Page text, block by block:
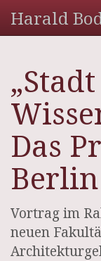
Harald
Das
Berlin
Vortrag im
neuen